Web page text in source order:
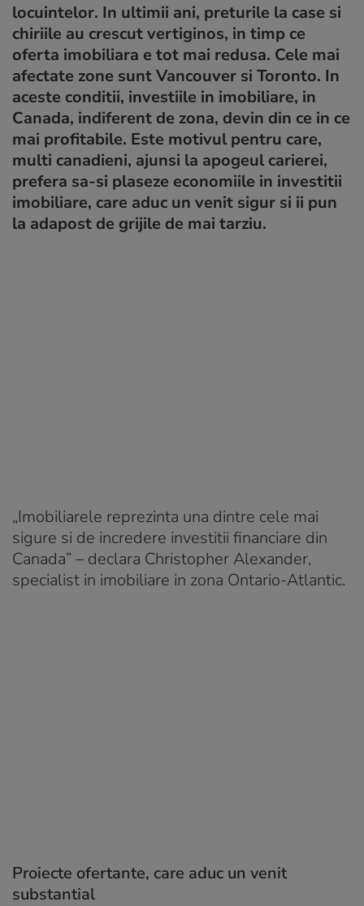
locuintelor. In ultimii ani, preturile la case si
chiriile au crescut vertiginos, in timp ce
oferta imobiliara e tot mai redusa. Cele mai
afectate zone sunt Vancouver si Toronto. In
aceste conditii, investiile in imobiliare, in
Canada, indiferent de zona, devin din ce in ce
mai profitabile. Este motivul pentru care,
multi canadieni, ajunsi la apogeul carierei,
prefera sa-si plaseze economiile in investitii
imobiliare, care aduc un venit sigur si ii pun
la adapost de grijile de mai tarziu.
„Imobiliarele reprezinta una dintre cele mai
sigure si de incredere investitii financiare din
Canada” – declara Christopher Alexander,
specialist in imobiliare in zona Ontario-Atlantic.
Proiecte ofertante, care aduc un venit
substantial